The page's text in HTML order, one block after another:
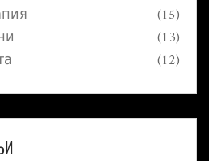
(15)
(13)
(12)